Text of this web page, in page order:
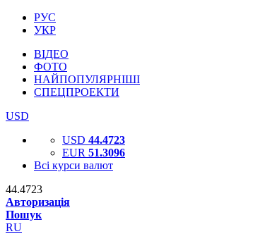
РУС
УКР
ВІДЕО
ФОТО
НАЙПОПУЛЯРНІШІ
СПЕЦПРОЕКТИ
USD
USD 44.4723
EUR 51.3096
Всі курси валют
44.4723
Авторизація
Пошук
RU